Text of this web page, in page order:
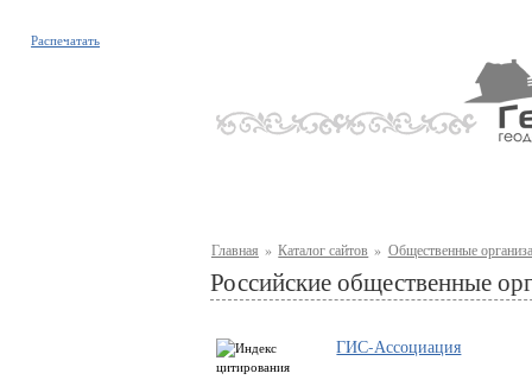
Распечатать
Главная » Каталог сайтов » Общественные
Российские общественные
ГИС-Ассоциация